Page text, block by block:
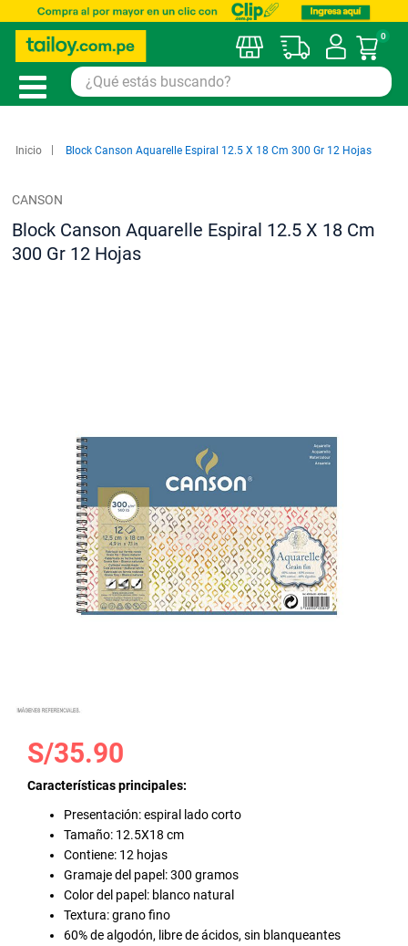
Mi
0
Inicio Block Canson Aquarelle Espiral 12.5 X 18 Cm 300 Gr 12 Hojas
Saltar
comienzo
CANSON
Block Canson Aquarelle Espiral 12.5 X 18 Cm
300 Gr 12 Hojas
S/35.90
Características principales:
Presentación: espiral lado corto
Tamaño: 12.5X18 cm
Contiene: 12 hojas
Gramaje del papel: 300 gramos
Color del papel: blanco natural
Textura: grano fino
60% de algodón, libre de ácidos, sin blanqueantes